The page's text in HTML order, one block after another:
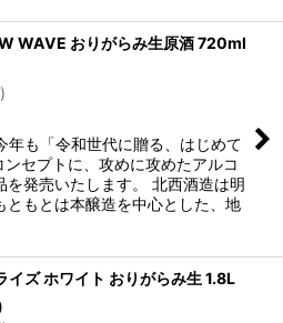
WAVE おりがらみ生原酒 720ml
)
も「令和世代に贈る、はじめて
セプトに、攻めに攻めたアルコ
を発売いたします。 北西酒造は明
ともとは本醸造を中心とした、地
イズ ホワイト おりがらみ生 1.8L